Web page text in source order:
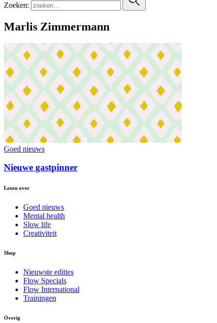
Zoeken:
Marlis Zimmermann
Goed nieuws
Nieuwe gastpinner
Lezen over
Goed nieuws
Mental health
Slow life
Creativiteit
Shop
Nieuwste edities
Flow Specials
Flow International
Trainingen
Overig